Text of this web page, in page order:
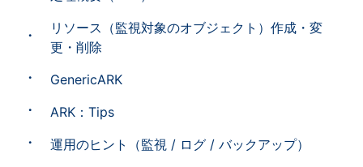
リソース（監視対象のオブジェクト）作成・変
更・削除
GenericARK
ARK：Tips
運用のヒント（監視 / ログ / バックアップ）